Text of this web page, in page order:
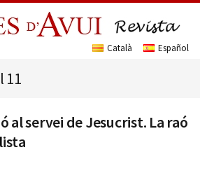
11
al servei de Jesucrist. La raó